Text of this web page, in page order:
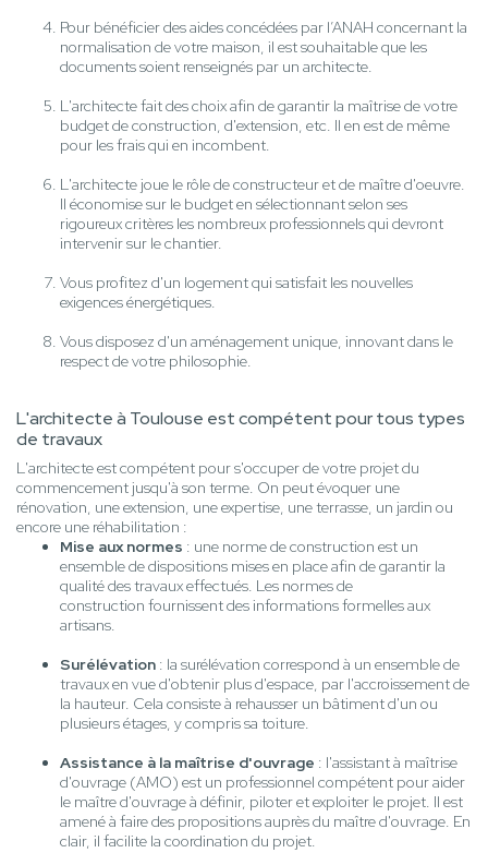
Pour bénéficier des aides concédées par l’ANAH concernant la
normalisation de votre maison, il est souhaitable que les
documents soient renseignés par un architecte.
L'architecte fait des choix afin de garantir la maîtrise de votre
budget de construction, d'extension, etc. Il en est de même
pour les frais qui en incombent.
L'architecte joue le rôle de constructeur et de maître d'oeuvre.
Il économise sur le budget en sélectionnant selon ses
rigoureux critères les nombreux professionnels qui devront
intervenir sur le chantier.
Vous profitez d'un logement qui satisfait les nouvelles
exigences énergétiques.
Vous disposez d'un aménagement unique, innovant dans le
respect de votre philosophie.
L'architecte à Toulouse est compétent pour tous types
de travaux
L'architecte est compétent pour s'occuper de votre projet du
commencement jusqu'à son terme. On peut évoquer une
rénovation, une extension, une expertise, une terrasse, un jardin ou
encore une réhabilitation :
Mise aux normes : une norme de construction est un
ensemble de dispositions mises en place afin de garantir la
qualité des travaux effectués. Les normes de
construction fournissent des informations formelles aux
artisans.
Surélévation : la surélévation correspond à un ensemble de
travaux en vue d'obtenir plus d'espace, par l'accroissement de
la hauteur. Cela consiste à rehausser un bâtiment d'un ou
plusieurs étages, y compris sa toiture.
Assistance à la maîtrise d'ouvrage : l'assistant à maîtrise
d'ouvrage (AMO) est un professionnel compétent pour aider
le maître d'ouvrage à définir, piloter et exploiter le projet. Il est
amené à faire des propositions auprès du maître d'ouvrage. En
clair, il facilite la coordination du projet.